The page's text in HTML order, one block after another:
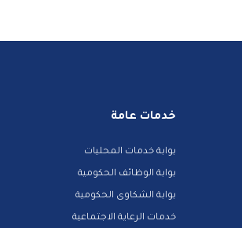
خدمات عامة
بوابة خدمات المحليات
بوابة الوظائف الحكومية
بوابة الشكاوى الحكومية
خدمات الرعاية الاجتماعية